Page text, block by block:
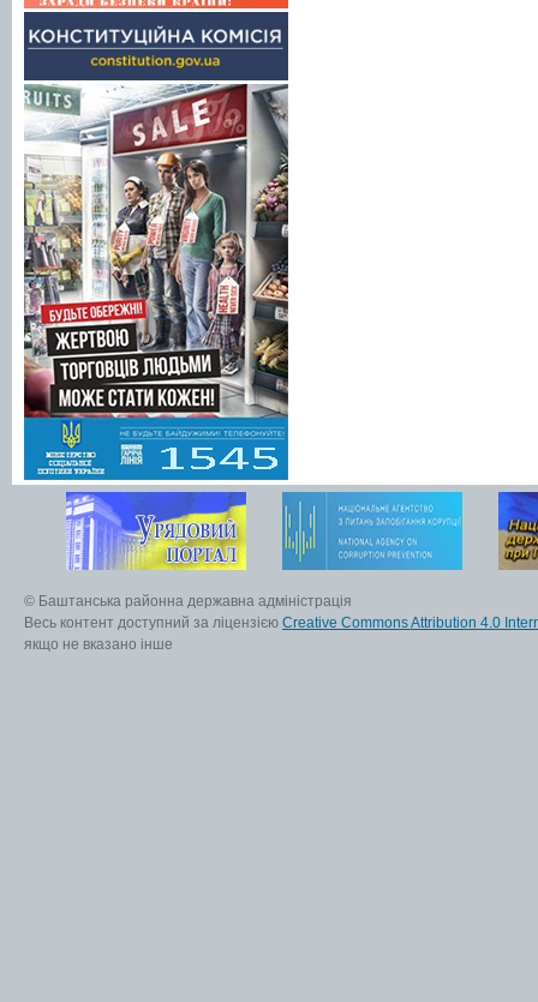
© Баштанська районна державна адміністрація
Весь контент доступний за ліцензією Creative Commons Attribution 4.0
якщо не вказано інше